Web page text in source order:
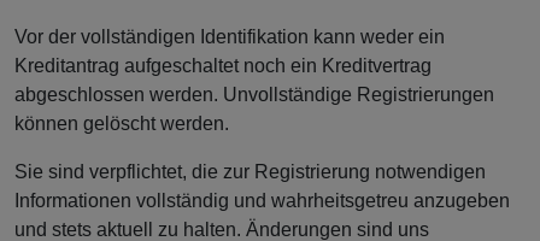
Vor der vollständigen Identifikation kann weder ein
Kreditantrag aufgeschaltet noch ein Kreditvertrag
abgeschlossen werden. Unvollständige Registrierungen
können gelöscht werden.
Sie sind verpflichtet, die zur Registrierung notwendigen
Informationen vollständig und wahrheitsgetreu anzugeben
und stets aktuell zu halten. Änderungen sind uns